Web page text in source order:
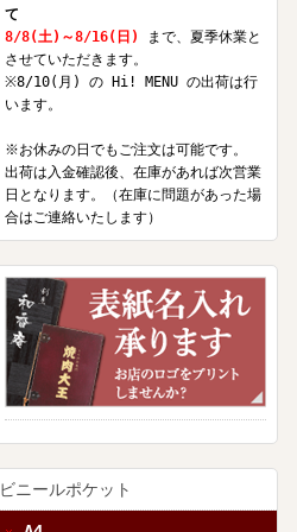
て
8/8(土)～8/16(日)
まで、夏季休業と
させていただきます。
※8/10(月) の Hi! MENU の出荷は行
います。
※お休みの日でもご注文は可能です。
出荷は入金確認後、在庫があれば次営業
日となります。（在庫に問題があった場
合はご連絡いたします）
ビニールポケット